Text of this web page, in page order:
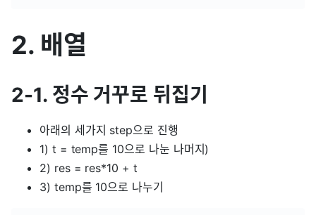
2. 배열
2-1. 정수 거꾸로 뒤집기
아래의 세가지 step으로 진행
1) t = temp를 10으로 나눈 나머지)
2) res = res*10 + t
3) temp를 10으로 나누기